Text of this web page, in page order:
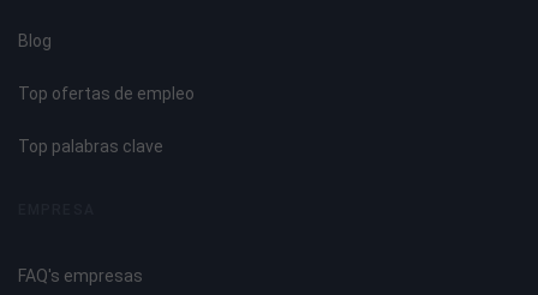
Blog
Top ofertas de empleo
Top palabras clave
FAQ's empresas